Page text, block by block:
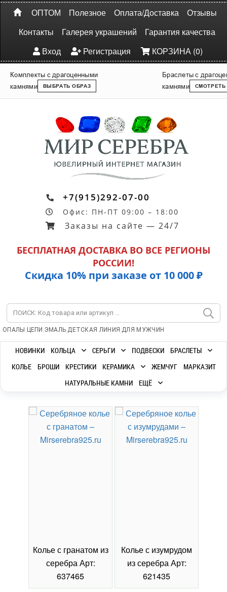
ОПТОМ Полезное Оплата/Доставка
Отзывы
Контакты
Галерея украшений
Гарантия качества
Вход
Регистрация КОРЗИНА (0)
Комплекты с драгоценными
камнями
ВЫБРАТЬ ОБРАЗ
Браслеты с
камнями
СМОТРЕТЬ
+7(915)292-07-00
Офис: ПН-ПТ 09:00 – 18:00
Заказы на сайте — 24/7
БЕСПЛАТНАЯ ДОСТАВКА ВО ВСЕ РЕГИОНЫ
РОССИИ!
Скидка 10% при заказе от 10 000 ₽
ОПАЛЫ | ЦЕПИ |ЭМАЛЬ|ДЕТСКАЯ ЛИНИЯ |ДЛЯ МУЖЧИН
НОВИНКИ КОЛЬЦА СЕРЬГИ ПОДВЕСКИ
БРАСЛЕТЫ
КОЛЬЕ
БРОШИ КРЕСТИКИ КЕРАМИКА ЖЕМЧУГ
МАРКАЗИТ
НАТУРАЛЬНЫЕ КАМНИ
ЕЩЁ
Колье с гранатом из
серебра Арт:
637465
Колье с изумрудом
из серебра Арт:
621435